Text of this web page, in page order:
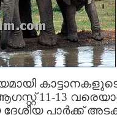
11-13
പാര്‍ക്ക്